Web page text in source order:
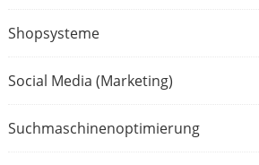
Shopsysteme
Social Media (Marketing)
Suchmaschinenoptimierung